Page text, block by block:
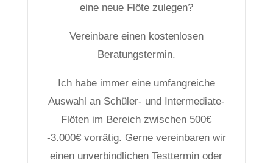
eine neue Flöte zulegen?
Vereinbare einen kostenlosen
Beratungstermin.
Ich habe immer eine umfangreiche
Auswahl an Schüler- und Intermediate-
Flöten im Bereich zwischen 500€
-3.000€ vorrätig. Gerne vereinbaren wir
einen unverbindlichen Testtermin oder